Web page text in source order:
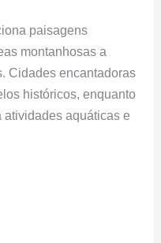
paisagens
montanhosas a
Cidades encantadoras
históricos, enquanto
atividades aquáticas e